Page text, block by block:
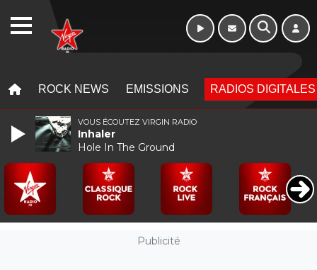
ROCK NEWS EMISSIONS RADIOS DIGITALES
Publicité
VOUS ÉCOUTEZ VIRGIN RADIO
Inhaler
Hole In The Ground
WEBRADIO Morning - 6h à 10h